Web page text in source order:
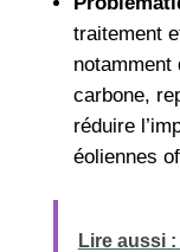
traitement
notamment
carbone,
réduire
éoliennes
Lire aussi :